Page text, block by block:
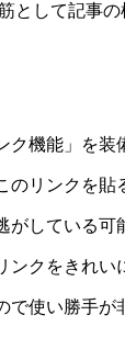
として記事
ク機能」を装
リンクを
している
ンクをきれい
で使い勝手